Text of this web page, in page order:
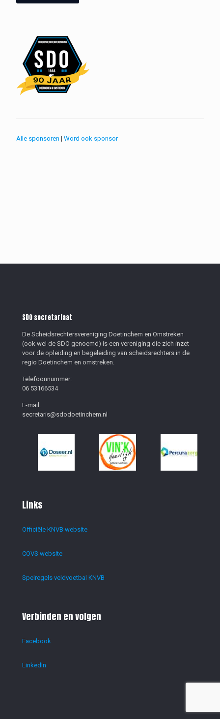
Alle sponsoren | Word ook sponsor
SDO secretariaat
De Scheidsrechtersvereniging Doetinchem en Omstreken
(ook wel de SDO genoemd) is een vereniging die zich inzet
voor de opleiding en begeleiding van scheidsrechters in de
regio Doetinchem en omstreken.
Telefoonnummer:
06 53166534
E-mail:
secretaris@sdodoetinchem.nl
Links
Officiële KNVB website
COVS website
Spelregels veldvoetbal KNVB
Verbinden en volgen
Facebook
LinkedIn